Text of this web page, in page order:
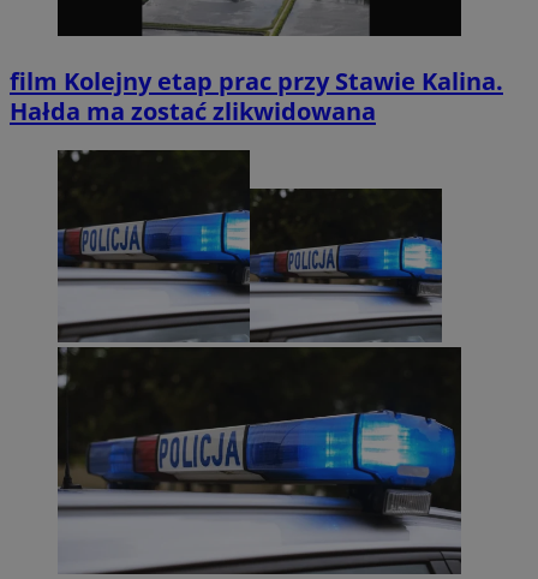
film Kolejny etap prac przy Stawie Kalina.
Hałda ma zostać zlikwidowana